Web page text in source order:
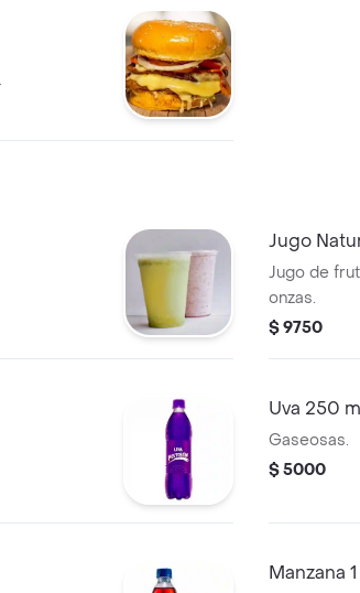
Jugo
Jugo de
onzas.
$ 9750
Uva 250
Gaseosas.
$ 5000
Manzana 1